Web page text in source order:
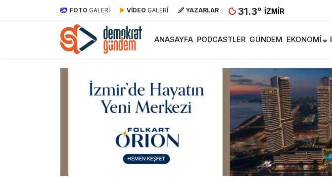
FOTO GALERİ VİDEO GALERİ YAZARLAR 31.3° İZMIR
ANASAYFA PODCASTLER GÜNDEM EKONOMI